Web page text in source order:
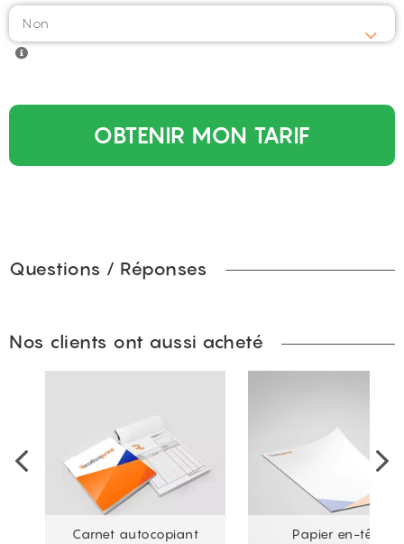
OBTENIR MON TARIF
Questions / Réponses
Nos clients ont aussi acheté
Carnet autocopiant Papier en-tête